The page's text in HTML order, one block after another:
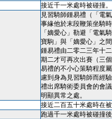
接近千一米處時被碰撞。
見習騎師鍾易禮（「電
事緣他於末段鞭策坐騎
「嫡愛心」勒避「電氣
寶駒」與「嫡愛心」之
鍾易禮由二零二三年十
期二才可再次出賽（三
易禮的不小心策騎程度
慮到身為見習騎師而經
禮出席騎術委員會的會
明顯異常之處。
接近二百五十米處時在
跑過千一米處時被碰撞